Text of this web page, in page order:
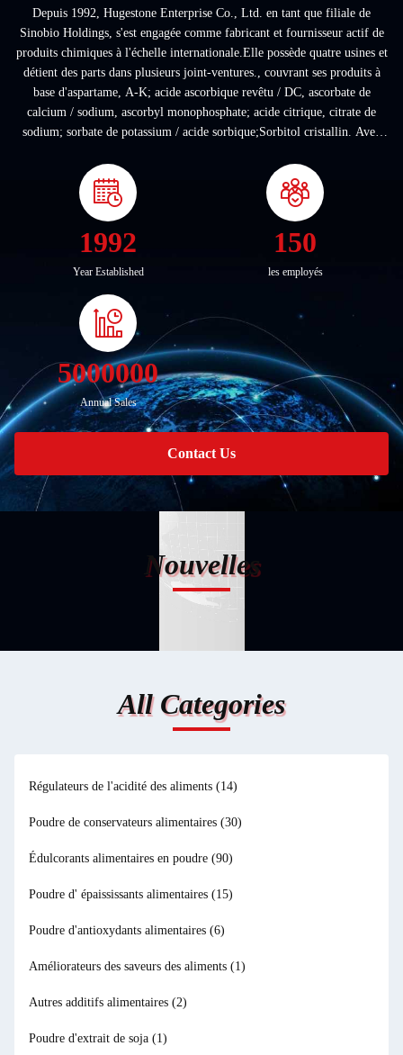
Depuis 1992, Hugestone Enterprise Co., Ltd. en tant que filiale de
Sinobio Holdings, s'est engagée comme fabricant et fournisseur actif de
produits chimiques à l'échelle internationale.Elle possède quatre usines et
détient des parts dans plusieurs joint-ventures., couvrant ses produits à
base d'aspartame, A-K; acide ascorbique revêtu / DC, ascorbate de
calcium / sodium, ascorbyl monophosphate; acide citrique, citrate de
sodium; sorbate de potassium / acide sorbique;Sorbitol cristallin. Avec
1992
Year Established
150
les employés
5000000
Annual Sales
Contact Us
Nouvelles
All Categories
Régulateurs de l'acidité des aliments (14)
Poudre de conservateurs alimentaires (30)
Édulcorants alimentaires en poudre (90)
Poudre d' épaississants alimentaires (15)
Poudre d'antioxydants alimentaires (6)
Améliorateurs des saveurs des aliments (1)
Autres additifs alimentaires (2)
Poudre d'extrait de soja (1)